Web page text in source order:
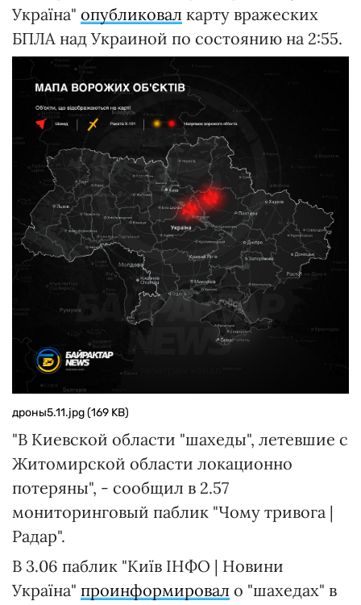
Україна" опубликовал карту вражеских
БПЛА над Украиной по состоянию на 2:55.
дроны5.11.jpg (169 KB)
"В Киевской области "шахеды", летевшие с
Житомирской области локационно
потеряны", - сообщил в 2.57
мониторинговый паблик "Чому тривога |
Радар".
В 3.06 паблик "Київ ІНФО | Новини
Україна" проинформировал о "шахедах" в